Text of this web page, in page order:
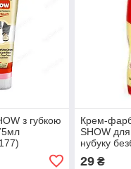
з губкою
Крем-
SHOW
нубуку
29₴